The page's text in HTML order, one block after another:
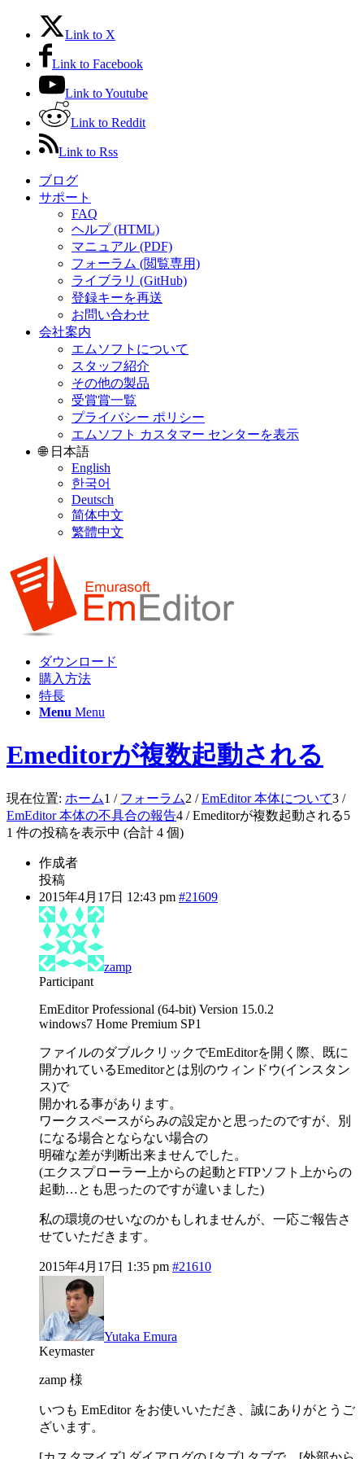
Link to X
Link to Facebook
Link to Youtube
Link to Reddit
Link to Rss
ブログ
サポート
FAQ
ヘルプ (HTML)
マニュアル (PDF)
フォーラム (閲覧専用)
ライブラリ (GitHub)
登録キーを再送
お問い合わせ
会社案内
エムソフトについて
スタッフ紹介
その他の製品
受賞賞一覧
プライバシー ポリシー
エムソフト カスタマー センターを表示
🌐 日本語
English
한국어
Deutsch
简体中文
繁體中文
ダウンロード
購入方法
特長
Menu Menu
Emeditorが複数起動される
現在位置: ホーム1 / フォーラム2 / EmEditor 本体について3 /
EmEditor 本体の不具合の報告4 / Emeditorが複数起動される5
1 件の投稿を表示中 (合計 4 個)
作成者
投稿
2015年4月17日 12:43 pm #21609
zamp
Participant
EmEditor Professional (64-bit) Version 15.0.2
windows7 Home Premium SP1
ファイルのダブルクリックでEmEditorを開く際、既に
開かれているEmeditorとは別のウィンドウ(インスタン
ス)で
開かれる事があります。
ワークスペースがらみの設定かと思ったのですが、別
になる場合とならない場合の
明確な差が判断出来ませんでした。
(エクスプローラー上からの起動とFTPソフト上からの
起動…とも思ったのですが違いました)
私の環境のせいなのかもしれませんが、一応ご報告さ
せていただきます。
2015年4月17日 1:35 pm #21610
Yutaka Emura
Keymaster
zamp 様
いつも EmEditor をお使いいただき、誠にありがとうご
ざいます。